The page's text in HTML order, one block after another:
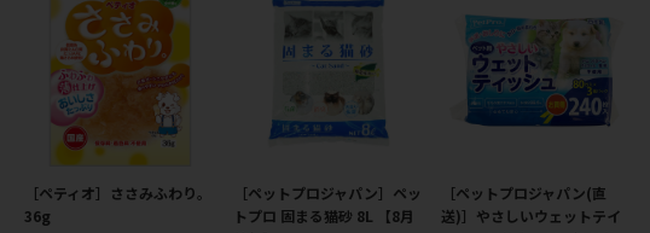
［ペティオ］ささみふわり。
36g
［ペットプロジャパン］ペッ
トプロ 固まる猫砂 8L 【8月
［ペットプロジャパン(直
送)］やさしいウェットテイ